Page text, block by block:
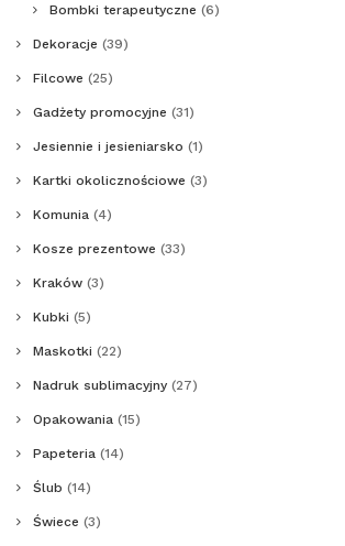
Bombki terapeutyczne (6)
Dekoracje (39)
Filcowe (25)
Gadżety promocyjne (31)
Jesiennie i jesieniarsko (1)
Kartki okolicznościowe (3)
Komunia (4)
Kosze prezentowe (33)
Kraków (3)
Kubki (5)
Maskotki (22)
Nadruk sublimacyjny (27)
Opakowania (15)
Papeteria (14)
Ślub (14)
Świece (3)